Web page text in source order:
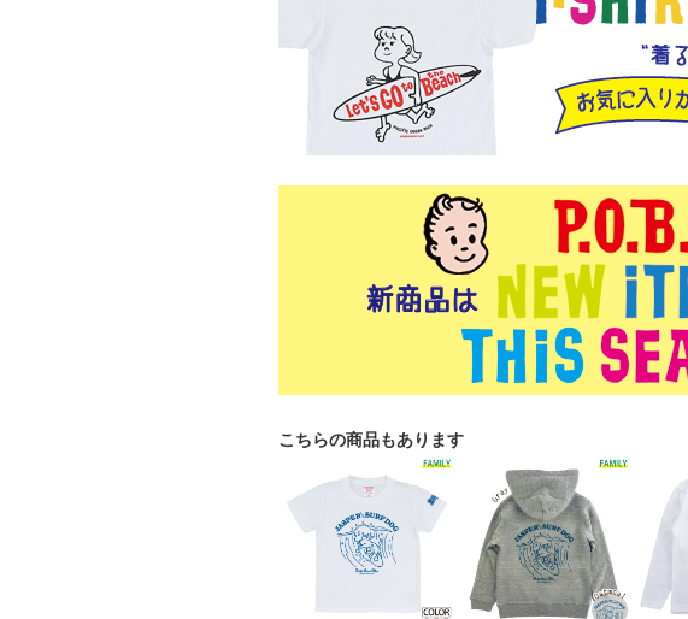
こちらの商品もあります